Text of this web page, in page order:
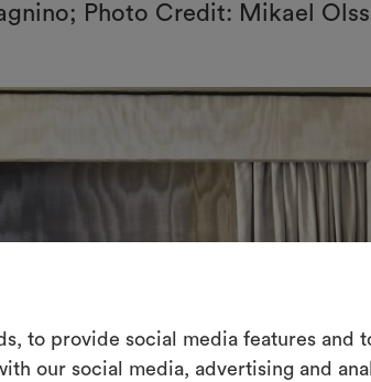
to provide social media features and
our social media, advertising and
Photo Credit: Mikael